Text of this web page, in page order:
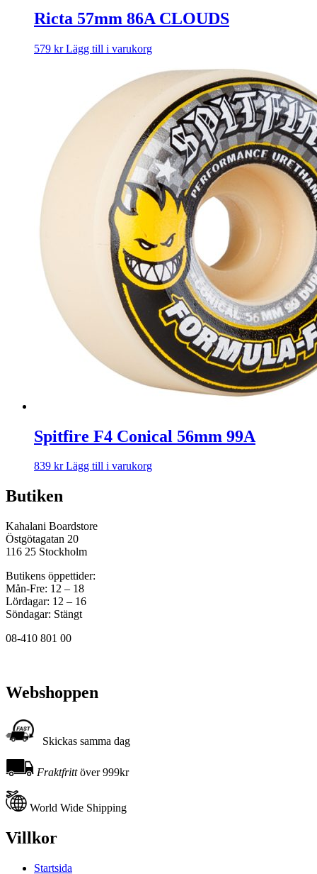
Ricta 57mm 86A CLOUDS
579 kr Lägg till i varukorg
Spitfire F4 Conical 56mm 99A
839 kr Lägg till i varukorg
Butiken
Kahalani Boardstore
Östgötagatan 20
116 25 Stockholm
Butikens öppettider:
Mån-Fre: 12 – 18
Lördagar: 12 – 16
Söndagar: Stängt
08-410 801 00
Webshoppen
Skickas samma dag
Fraktfrittöver 999kr
World Wide Shipping
Villkor
Startsida